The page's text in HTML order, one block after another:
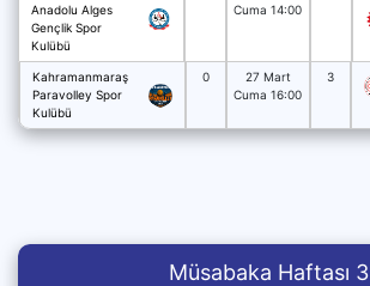
Anadolu Alges
Gençlik Spor
Kulübü
Cuma 14:00
Kahramanmaraş
Paravolley Spor
Kulübü
0
27 Mart
Cuma 16:00
3
Müsabaka Haftası 3